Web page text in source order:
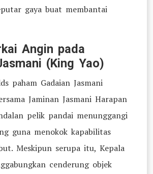
gaya buat membantai
Angin pada
(King Yao)
paham Gadaian Jasmani
Jaminan Jasmani Harapan
pelik pandai menunggangi
guna menokok kapabilitas
Meskipun serupa itu, Kepala
cenderung objek